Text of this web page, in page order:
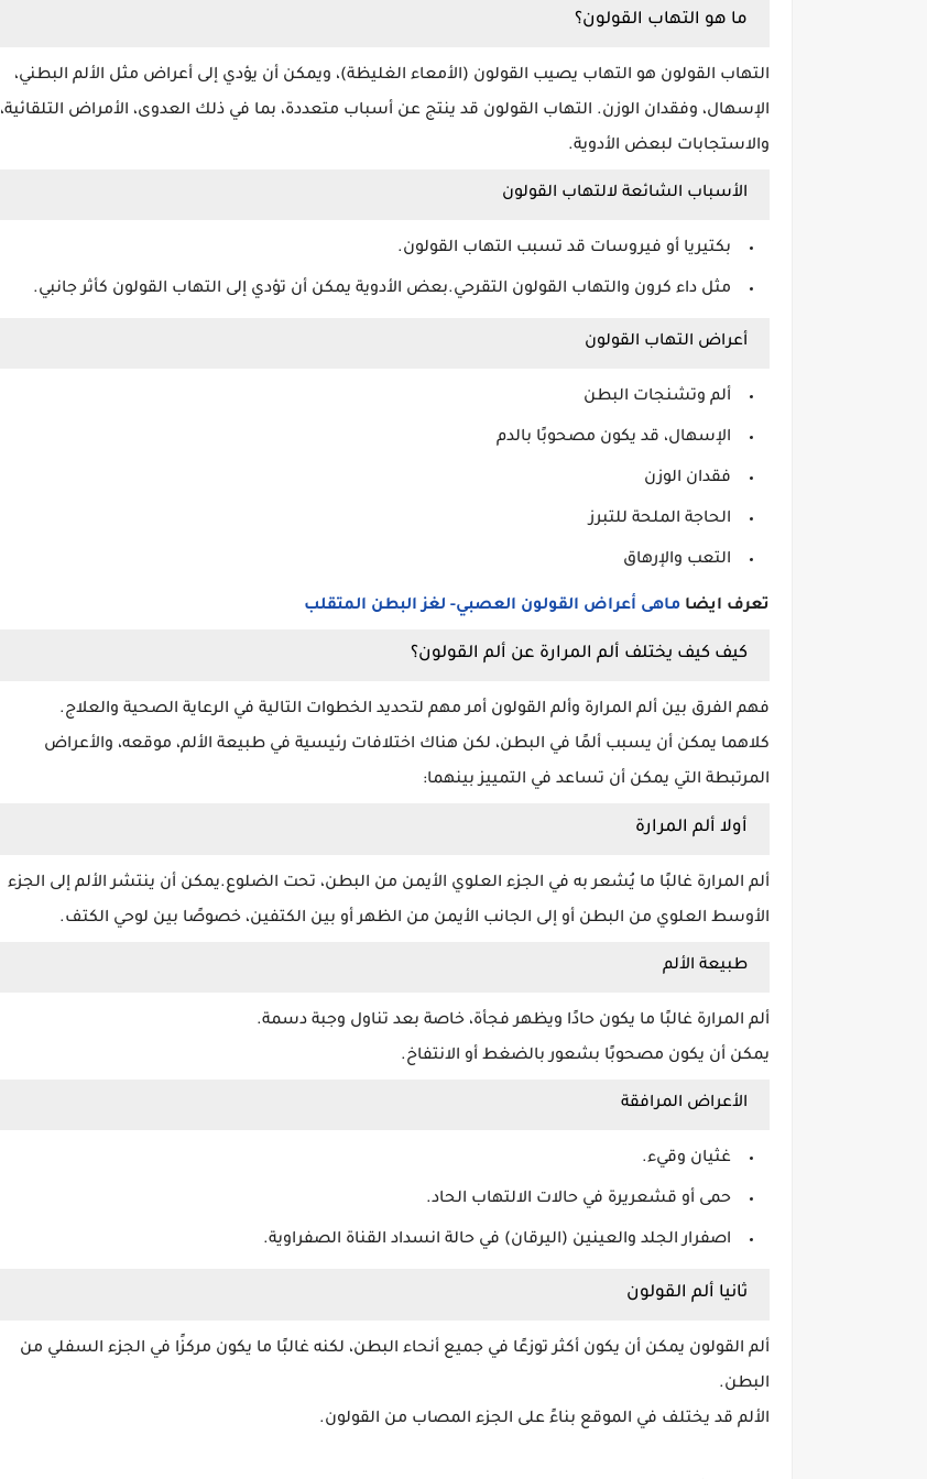
ما هو التهاب القولون؟
التهاب القولون هو التهاب يصيب القولون (الأمعاء الغليظة)، ويمكن أن يؤدي إلى أعراض مثل الألم البطني،
الإسهال، وفقدان الوزن. التهاب القولون قد ينتج عن أسباب متعددة، بما في ذلك العدوى، الأمراض التلقائية،
والاستجابات لبعض الأدوية.
الأسباب الشائعة لالتهاب القولون
بكتيريا أو فيروسات قد تسبب التهاب القولون.
مثل داء كرون والتهاب القولون التقرحي.بعض الأدوية يمكن أن تؤدي إلى التهاب القولون كأثر جانبي.
أعراض التهاب القولون
ألم وتشنجات البطن
الإسهال، قد يكون مصحوبًا بالدم
فقدان الوزن
الحاجة الملحة للتبرز
التعب والإرهاق
تعرف ايضا ماهى أعراض القولون العصبي- لغز البطن المتقلب
كيف كيف يختلف ألم المرارة عن ألم القولون؟
فهم الفرق بين ألم المرارة وألم القولون أمر مهم لتحديد الخطوات التالية في الرعاية الصحية والعلاج.
كلاهما يمكن أن يسبب ألمًا في البطن، لكن هناك اختلافات رئيسية في طبيعة الألم، موقعه، والأعراض
المرتبطة التي يمكن أن تساعد في التمييز بينهما:
أولا ألم المرارة
ألم المرارة غالبًا ما يُشعر به في الجزء العلوي الأيمن من البطن، تحت الضلوع.يمكن أن ينتشر الألم إلى الجزء
الأوسط العلوي من البطن أو إلى الجانب الأيمن من الظهر أو بين الكتفين، خصوصًا بين لوحي الكتف.
طبيعة الألم
ألم المرارة غالبًا ما يكون حادًا ويظهر فجأة، خاصة بعد تناول وجبة دسمة.
يمكن أن يكون مصحوبًا بشعور بالضغط أو الانتفاخ.
الأعراض المرافقة
غثيان وقيء.
حمى أو قشعريرة في حالات الالتهاب الحاد.
اصفرار الجلد والعينين (اليرقان) في حالة انسداد القناة الصفراوية.
ثانيا ألم القولون
ألم القولون يمكن أن يكون أكثر توزعًا في جميع أنحاء البطن، لكنه غالبًا ما يكون مركزًا في الجزء السفلي من
البطن.
الألم قد يختلف في الموقع بناءً على الجزء المصاب من القولون.